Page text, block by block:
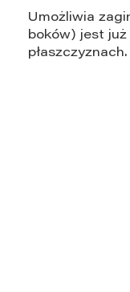
Umożliwia
boków) jest
płaszczyznach.